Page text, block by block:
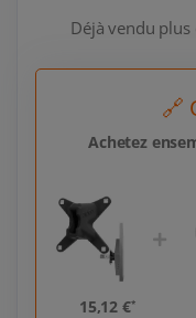
Déjà vendu
🔗
Achetez
15,12 €*